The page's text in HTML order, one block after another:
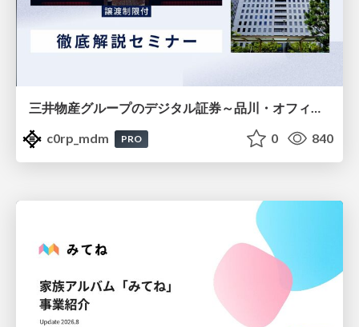
三井物産グループのデジタル証券～品川・オフィス＆ホテル～徹底解説セミナー
c0rp_mdm
PRO 0 840